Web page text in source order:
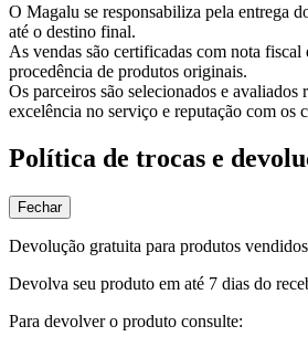
O Magalu se responsabiliza pela entrega
até o destino final.
As vendas são certificadas com nota fiscal
procedência de produtos originais.
Os parceiros são selecionados e avaliados
excelência no serviço e reputação com os
Política de trocas e
Fechar
Devolução gratuita para produtos
Devolva seu produto em até 7 dias do
Para devolver o produto consulte: